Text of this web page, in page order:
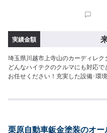
実績金額
埼玉県川越市上寺山のカーディレ
どんなハイテクのクルマにも対応
お任せください！充実した設備･環
ご購入希望の旨をオファー備考欄
栗原自動車鈑金塗装のオ